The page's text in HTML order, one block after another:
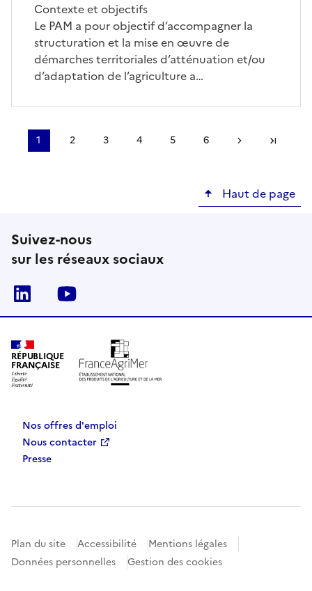
Contexte et objectifs
Le PAM a pour objectif d’accompagner la
structuration et la mise en œuvre de
démarches territoriales d’atténuation et/ou
d’adaptation de l’agriculture a…
Pagination
Page
1
Page
2
Page
3
Page
4
Page
5
Page
6
Page suivante
Haut de page
Suivez-nous
sur les réseaux sociaux
Linkedin
RÉPUBLIQUE
FRANÇAISE
Nos offres d'emploi
Nous contacter
Presse
Plan du site Accessibilité
Mentions légales
Données personnelles
Gestion des cookies